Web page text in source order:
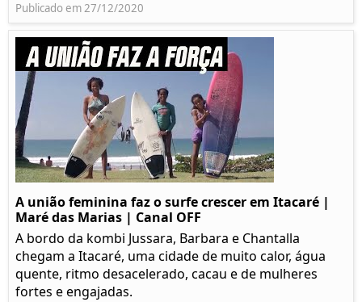
Publicado em 27/12/2020
A união feminina faz o surfe crescer em Itacaré |
Maré das Marias | Canal OFF
A bordo da kombi Jussara, Barbara e Chantalla
chegam a Itacaré, uma cidade de muito calor, água
quente, ritmo desacelerado, cacau e de mulheres
fortes e engajadas.